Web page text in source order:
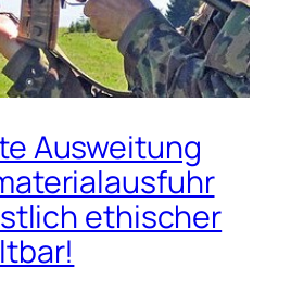
Ausweitung
ethischer